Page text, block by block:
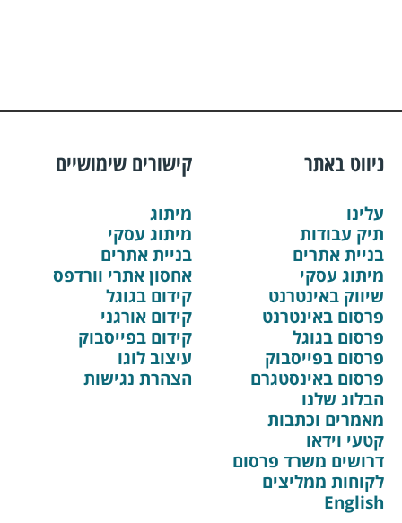
ניווט באתר
עלינו
תיק עבודות
בניית אתרים
מיתוג עסקי
שיווק באינטרנט
פרסום באינטרנט
פרסום בגוגל
פרסום בפייסבוק
פרסום באינסטגרם
הבלוג שלנו
מאמרים וכתבות
קטעי וידאו
דרושים משרד פרסום
לקוחות ממליצים
English
קישורים שימושיים
מיתוג
מיתוג עסקי
בניית אתרים
אחסון אתרי וורדפס
קידום בגוגל
קידום אורגני
קידום בפייסבוק
עיצוב לוגו
הצהרת נגישות